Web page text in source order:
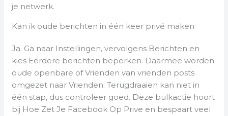
je netwerk.
Kan ik oude berichten in één keer privé maken
Ja. Ga naar Instellingen, vervolgens Berichten en
kies Eerdere berichten beperken. Daarmee worden
oude openbare of Vrienden van vrienden posts
omgezet naar Vrienden. Terugdraaien kan niet in
één stap, dus controleer goed. Deze bulkactie hoort
bij Hoe Zet Je Facebook Op Prive en bespaart veel